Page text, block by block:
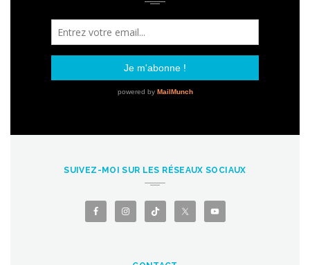
SUIVEZ-MOI SUR LES RÉSEAUX SOCIAUX